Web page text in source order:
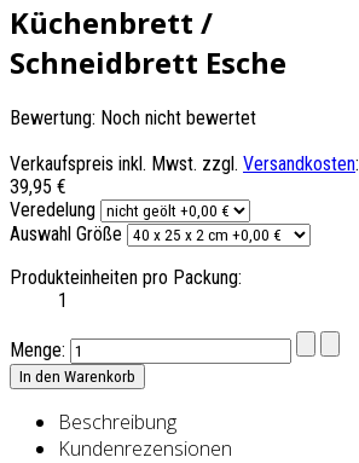
Küchenbrett /
Schneidbrett Esche
Bewertung: Noch nicht bewertet
Verkaufspreis inkl. Mwst. zzgl. Versandkosten:
39,95 €
Veredelung
Auswahl Größe
Produkteinheiten pro Packung:
1
Menge:
Beschreibung
Kundenrezensionen